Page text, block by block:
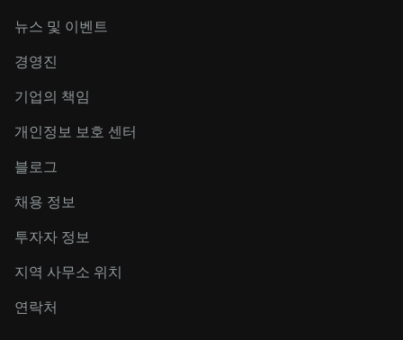
뉴스 및 이벤트
경영진
기업의 책임
개인정보 보호 센터
블로그
채용 정보
투자자 정보
지역 사무소 위치
연락처